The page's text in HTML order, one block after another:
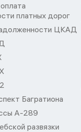
платных дорог
ЦКАД
Багратиона
А-289
развязки